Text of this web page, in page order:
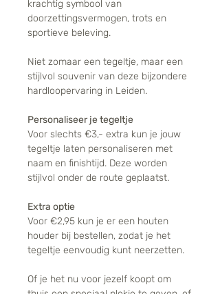
krachtig symbool van
doorzettingsvermogen, trots en
sportieve beleving.
Niet zomaar een tegeltje, maar een
stijlvol souvenir van deze bijzondere
hardloopervaring in Leiden.
Personaliseer je tegeltje
Voor slechts €3,- extra kun je jouw
tegeltje laten personaliseren met
naam en finishtijd. Deze worden
stijlvol onder de route geplaatst.
Extra optie
Voor €2,95 kun je er een houten
houder bij bestellen, zodat je het
tegeltje eenvoudig kunt neerzetten.
Of je het nu voor jezelf koopt om